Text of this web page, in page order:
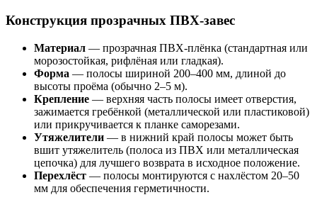
Конструкция прозрачных ПВХ-завес
Материал — прозрачная ПВХ-плёнка (стандартная или
морозостойкая, рифлёная или гладкая).
Форма — полосы шириной 200–400 мм, длиной до
высоты проёма (обычно 2–5 м).
Крепление — верхняя часть полосы имеет отверстия,
зажимается гребёнкой (металлической или пластиковой)
или прикручивается к планке саморезами.
Утяжелители — в нижний край полосы может быть
вшит утяжелитель (полоса из ПВХ или металлическая
цепочка) для лучшего возврата в исходное положение.
Перехлёст — полосы монтируются с нахлёстом 20–50
мм для обеспечения герметичности.